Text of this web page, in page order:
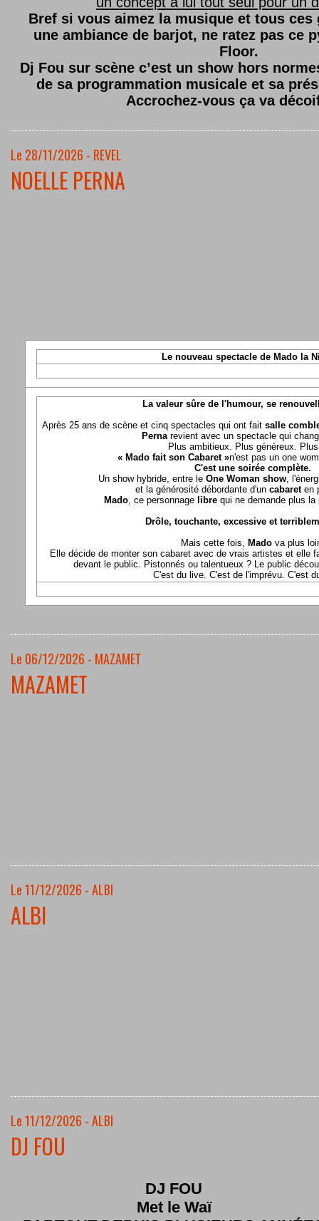
Bref si vous aimez la musique et tous ces
une ambiance de barjot, ne ratez pas ce
Floor.
Dj Fou sur scène c’est un show hors
de sa programmation musicale et sa
Accrochez-vous ça va
Le 28/11/2026 - REVEL
NOELLE PERNA
Le nouveau spectacle de Mado la
La valeur sûre de l'humour, se
Après 25 ans de scène et cinq spectacles qui ont fait salle
Pernarevient avec un spectacle qui
Plus ambitieux. Plus généreux.
« Mado fait son Cabaret »n'est pas un one
C'est une soirée complète.
Un show hybride, entre le One Woman show,
et la générosité débordante d'un cabaret en
Mado, ce personnage librequi ne demande plus la
Drôle, touchante, excessive et
Mais cette fois, Mado va plus
Elle décide de monter son cabaret avec de vrais artistes et elle
devant le public. Pistonnés ou talentueux ? Le public
C'est du live. C'est de l'imprévu. C'est
Le 06/12/2026 - MAZAMET
MAZAMET
Le 11/12/2026 - ALBI
ALBI
Le 11/12/2026 - ALBI
DJ FOU
DJ FOU
Met le Waï